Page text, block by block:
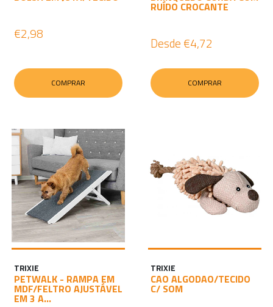
€2,98
COMPRAR
RUÍDO CROCANTE
Desde €4,72
COMPRAR
TRIXIE
PETWALK - RAMPA EM
MDF/FELTRO AJUSTÁVEL
EM 3 A...
TRIXIE
CAO ALGODAO/TECIDO
C/ SOM